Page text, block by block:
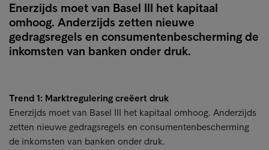
Enerzijds moet van Basel III het kapitaal
omhoog. Anderzijds zetten nieuwe
gedragsregels en consumentenbescherming de
inkomsten van banken onder druk.
Trend 1: Marktregulering creëert druk
Enerzijds moet van Basel III het kapitaal omhoog. Anderzijds
zetten nieuwe gedragsregels en consumentenbescherming
de inkomsten van banken onder druk.